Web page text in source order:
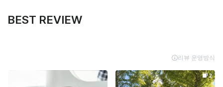
BEST REVIEW